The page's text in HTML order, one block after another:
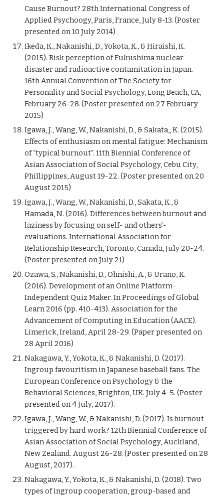
Cause Burnout? 28th International Congress of
Applied Psychoogy, Paris, France, July 8-13. (Poster
presented on 10 July 2014)
Ikeda, K., Nakanishi, D., Yokota, K., & Hiraishi, K.
(2015). Risk perception of Fukushima nuclear
disaster and radioactive contamitation in Japan.
16th Annual Convention of The Society for
Personality and Social Psychology, Long Beach, CA,
February 26-28. (Poster presented on 27 February
2015)
Igawa, J., Wang, W., Nakanishi, D., & Sakata,, K. (2015).
Effects of enthusiasm on mental fatigue: Mechanism
of “typical burnout”. 11th Biennial Conference of
Asian Association of Social Psychology, Cebu City,
Phillippines, August 19-22. (Poster presented on 20
August 2015)
Igawa, J., Wang, W., Nakanishi, D., Sakata, K., &
Hamada, N. (2016). Differences between burnout and
laziness by focusing on self- and others’-
evaluations. International Association for
Relationship Research, Toronto, Canada, July 20-24.
(Poster presented on July 21)
Ozawa, S., Nakanishi, D., Ohnishi, A., & Urano, K.
(2016). Development of an Online Platform-
Independent Quiz Maker. In Proceedings of Global
Learn 2016 (pp. 410-413). Association for the
Advancement of Computing in Education (AACE).
Limerick, Ireland, April 28-29. (Paper presented on
28 April 2016)
Nakagawa, Y., Yokota, K., & Nakanishi, D. (2017).
Ingroup favouritism in Japanese baseball fans. The
European Conference on Psychology & the
Behavioral Sciences, Brighton, UK. July 4-5. (Poster
presented on 4 July, 2017).
Igawa, J., Wang, W., & Nakanishi, D. (2017). Is burnout
triggered by hard work? 12th Biennial Conference of
Asian Association of Social Psychology, Auckland,
New Zealand. August 26-28. (Poster presented on 28
August, 2017).
Nakagawa, Y., Yokota, K., & Nakanishi, D. (2018). Two
types of ingroup cooperation, group-based and